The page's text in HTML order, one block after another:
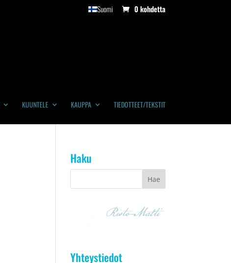
Suomi 0 kohdetta
KUUNTELE KAUPPA TIEDOTTEET/TEKSTIT
Haku
Yhteystiedot